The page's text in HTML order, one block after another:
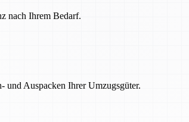
nach Ihrem Bedarf.
und Auspacken Ihrer Umzugsgüter.